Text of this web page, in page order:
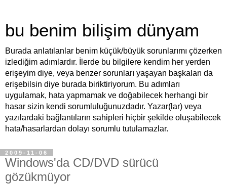
bu benim bilişim dünyam
Burada anlatılanlar benim küçük/büyük sorunlarımı çözerken
izlediğim adımlardır. İlerde bu bilgilere kendim her yerden
erişeyim diye, veya benzer sorunları yaşayan başkaları da
erişebilsin diye burada biriktiriyorum. Bu adımları
uygulamak, hata yapmamak ve doğabilecek herhangi bir
hasar sizin kendi sorumluluğunuzdadır. Yazar(lar) veya
yazılardaki bağlantıların sahipleri hiçbir şekilde oluşabilecek
hata/hasarlardan dolayı sorumlu tutulamazlar.
2009-11-06
Windows'da CD/DVD sürücü
gözükmüyor